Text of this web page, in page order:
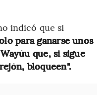
indicó que si
para ganarse unos
que, si sigue
bloqueen".